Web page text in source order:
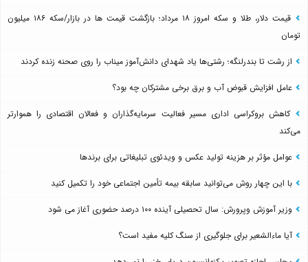
قیمت دلار، طلا و سکه امروز ۱۸ مرداد؛ بازگشت قیمت ها در بازار/سکه ۱۸۶ میلیون
تومان
از رشت تا بندرلنگه؛ رشتی‌ها یاد شهدای دانش‌آموز میناب را روی صحنه زنده کردند
عامل افزایش قبوض آب و برق برخی مشترکان چه بود؟
کاهش بروکراسی اداری مسیر فعالیت سرمایه‌گذاران و فعالان اقتصادی را هموارتر
می‌کند
عوامل مؤثر بر هزینه تولید عکس و ویدئوی تبلیغاتی برای برندها
با این چهار روش می‌توانید سابقه بیمه تأمین اجتماعی خود را تکمیل کنید
وزیر آموزش وپرورش: سال تحصیلی آینده ۱۰۰ درصد حضوری آغاز می شود
آیا ماءالشعیر برای جلوگیری از سنگ کلیه مفید است؟